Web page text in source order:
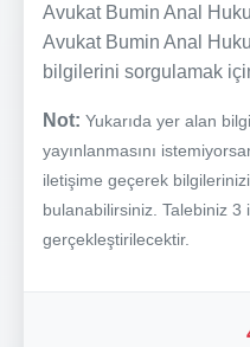
Avukat Bumin Anal
Avukat Bumin Anal
bilgilerini sorgulamak
Not: Yukarıda yer alan
yayınlanmasını
iletişime geçerek
bulanabilirsiniz. Talebiniz 3
gerçekleştirilecektir.